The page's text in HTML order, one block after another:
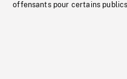
offensants pour certains